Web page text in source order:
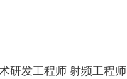
研发工程师 射频工程师